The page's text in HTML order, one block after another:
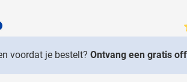
categorie
categorie
& Veiligheid categorie
voordat je bestelt? Ontvang een gratis